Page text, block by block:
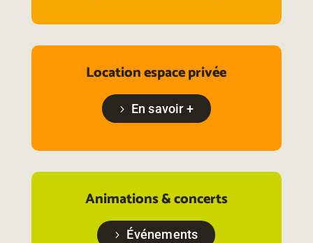
Location espace privée
En savoir +
Animations & concerts
Événements